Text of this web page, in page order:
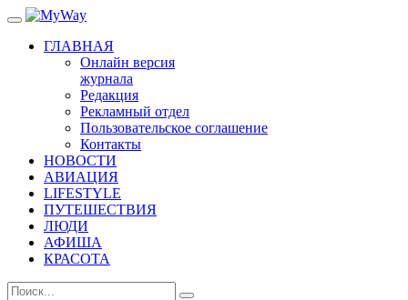
ГЛАВНАЯ
Онлайн версия
журнала
Редакция
Рекламный отдел
Пользовательское соглашение
Контакты
НОВОСТИ
АВИАЦИЯ
LIFESTYLE
ПУТЕШЕСТВИЯ
ЛЮДИ
АФИША
КРАСОТА